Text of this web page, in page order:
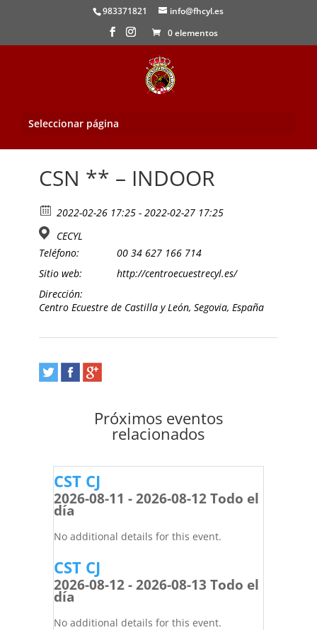
983371821
info@fhcyl.es
0 elementos
Seleccionar página
CSN ** – INDOOR
2022-02-26 17:25 - 2022-02-27 17:25
CECYL
Teléfono:
00 34 627 166 714
Sitio web:
http://centroecuestrecyl.es/
Dirección:
Centro Ecuestre de Castilla y León, Segovia, España
Próximos eventos
relacionados
CST CJ
2026-08-11 - 2026-08-12 Todo el
día
No additional details for this event.
CST CJ
2026-08-12 - 2026-08-13 Todo el
día
No additional details for this event.